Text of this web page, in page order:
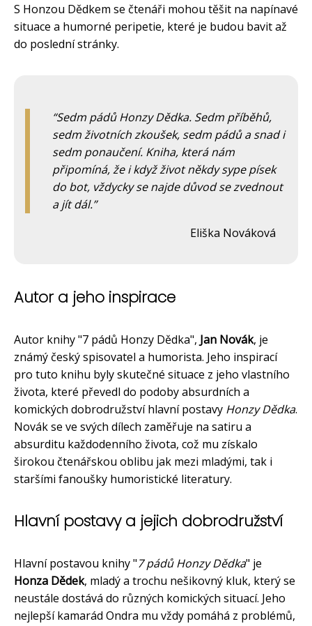
S Honzou Dědkem se čtenáři mohou těšit na napínavé
situace a humorné peripetie, které je budou bavit až
do poslední stránky.
Sedm pádů Honzy Dědka. Sedm příběhů,
sedm životních zkoušek, sedm pádů a snad i
sedm ponaučení. Kniha, která nám
připomíná, že i když život někdy sype písek
do bot, vždycky se najde důvod se zvednout
a jít dál.
Eliška Nováková
Autor a jeho inspirace
Autor knihy "7 pádů Honzy Dědka", Jan Novák, je
známý český spisovatel a humorista. Jeho inspirací
pro tuto knihu byly skutečné situace z jeho vlastního
života, které převedl do podoby absurdních a
komických dobrodružství hlavní postavy Honzy Dědka.
Novák se ve svých dílech zaměřuje na satiru a
absurditu každodenního života, což mu získalo
širokou čtenářskou oblibu jak mezi mladými, tak i
staršími fanoušky humoristické literatury.
Hlavní postavy a jejich dobrodružství
Hlavní postavou knihy "7 pádů Honzy Dědka" je
Honza Dědek, mladý a trochu nešikovný kluk, který se
neustále dostává do různých komických situací. Jeho
nejlepší kamarád Ondra mu vždy pomáhá z problémů,